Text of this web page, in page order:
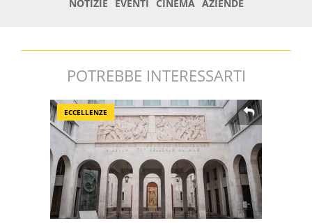
POTREBBE INTERESSARTI
ECCELLENZE